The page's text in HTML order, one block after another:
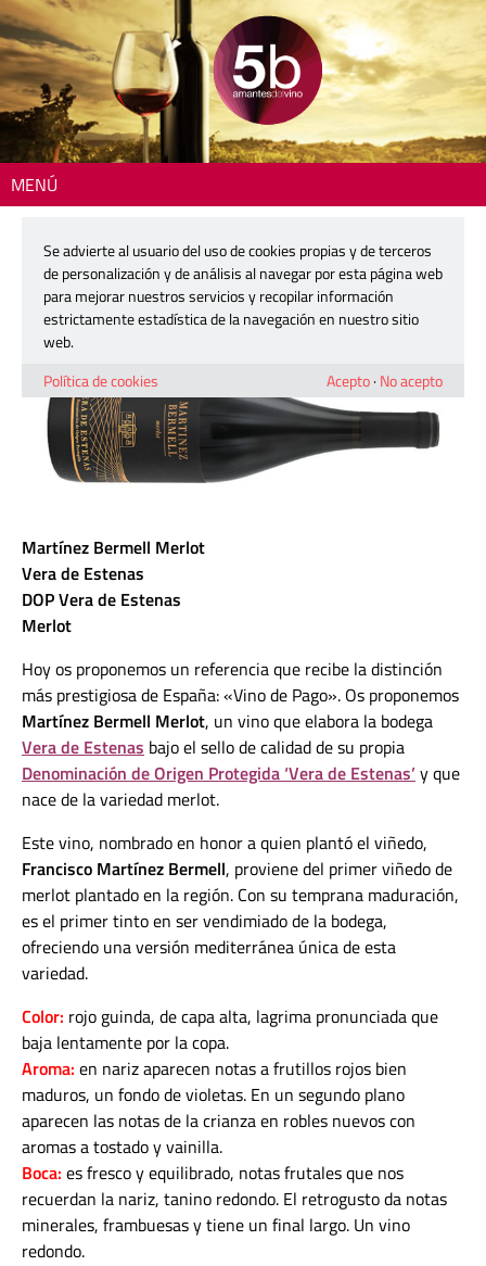
MENÚ
Martínez Bermell Merlot
15 junio, 2026
Martínez Bermell Merlot
Vera de Estenas
DOP Vera de Estenas
Merlot
Hoy os proponemos un referencia que recibe la distinción
más prestigiosa de España: «Vino de Pago». Os proponemos
Martínez Bermell Merlot, un vino que elabora la bodega
Vera de Estenas bajo el sello de calidad de su propia
Denominación de Origen Protegida ‘Vera de Estenas’ y que
nace de la variedad merlot.
Este vino, nombrado en honor a quien plantó el viñedo,
Francisco Martínez Bermell, proviene del primer viñedo de
merlot plantado en la región. Con su temprana maduración,
es el primer tinto en ser vendimiado de la bodega,
ofreciendo una versión mediterránea única de esta
variedad.
Color: rojo guinda, de capa alta, lagrima pronunciada que
baja lentamente por la copa.
Aroma: en nariz aparecen notas a frutillos rojos bien
maduros, un fondo de violetas. En un segundo plano
aparecen las notas de la crianza en robles nuevos con
aromas a tostado y vainilla.
Boca: es fresco y equilibrado, notas frutales que nos
recuerdan la nariz, tanino redondo. El retrogusto da notas
minerales, frambuesas y tiene un final largo. Un vino
redondo.
Se advierte al usuario del uso de cookies propias y de terceros
de personalización y de análisis al navegar por esta página web
para mejorar nuestros servicios y recopilar información
estrictamente estadística de la navegación en nuestro sitio
web.
Política de cookies
Acepto· No acepto